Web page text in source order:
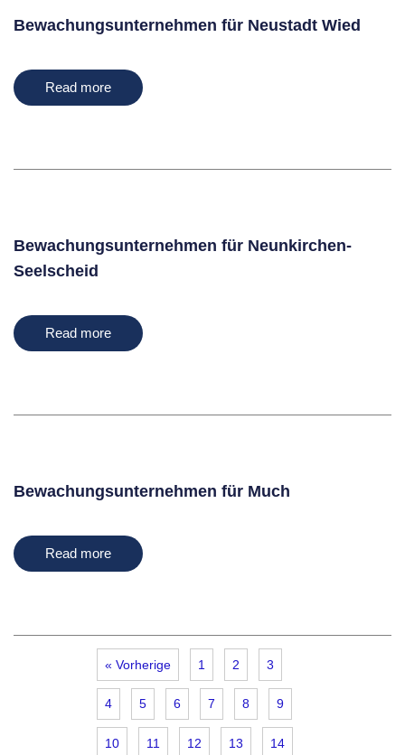
Bewachungsunternehmen für Neustadt Wied
Read more
Bewachungsunternehmen für Neunkirchen-
Seelscheid
Read more
Bewachungsunternehmen für Much
Read more
« Vorherige 1 2 3
4 5 6 7 8 9
10 11 12 13 14